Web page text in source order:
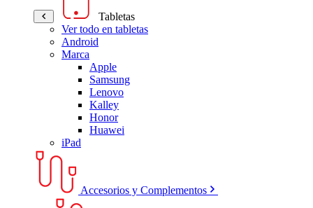
Tabletas
Ver todo en tabletas
Android
Marca
Apple
Samsung
Lenovo
Kalley
Honor
Huawei
iPad
Accesorios y Complementos